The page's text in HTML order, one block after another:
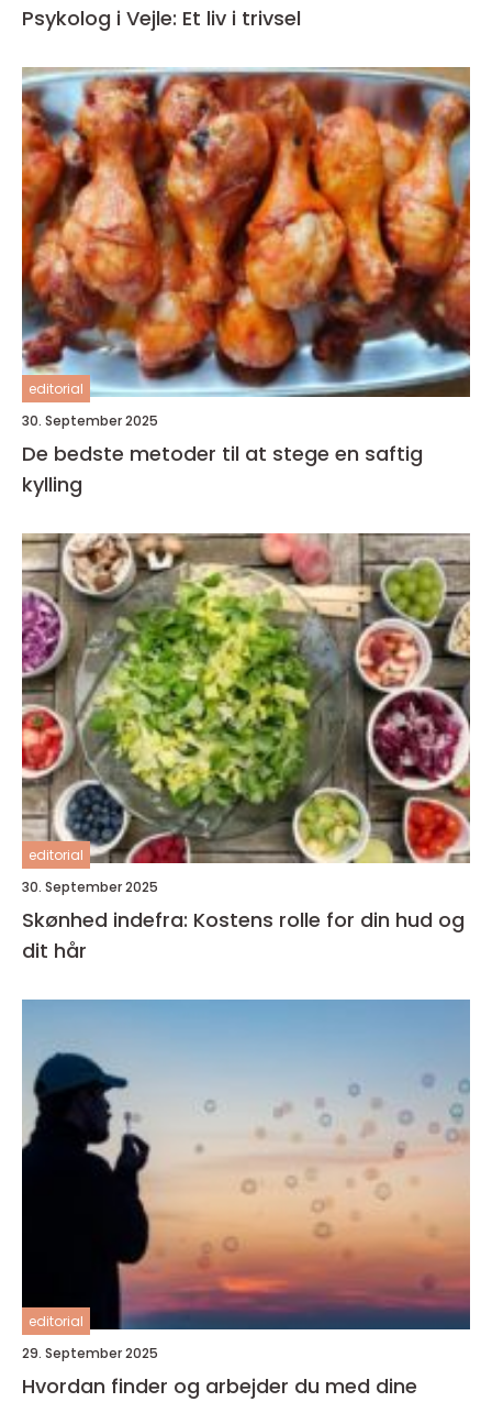
Psykolog i Vejle: Et liv i trivsel
editorial
30. September 2025
De bedste metoder til at stege en saftig
kylling
editorial
30. September 2025
Skønhed indefra: Kostens rolle for din hud og
dit hår
editorial
29. September 2025
Hvordan finder og arbejder du med dine